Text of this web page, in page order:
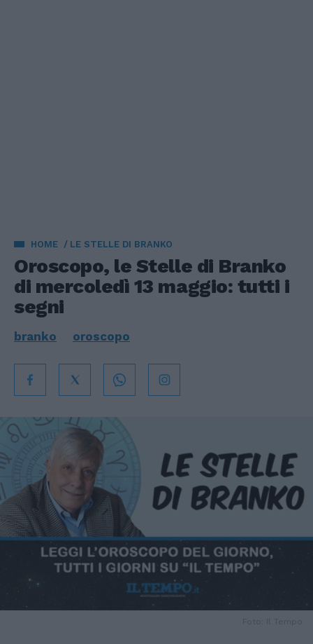
HOME LE STELLE DI BRANKO
Oroscopo, le Stelle di Branko
di mercoledì 13 maggio: tutti i
segni
branko oroscopo